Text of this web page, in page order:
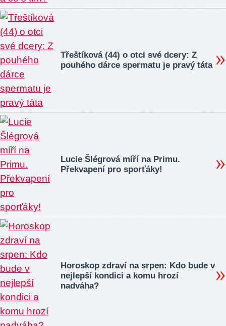
Třeštíková (44) o otci své dcery: Z
pouhého dárce spermatu je pravý táta
Lucie Šlégrová míří na Primu.
Překvapení pro sporťáky!
Horoskop zdraví na srpen: Kdo bude v
nejlepší kondici a komu hrozí
nadváha?